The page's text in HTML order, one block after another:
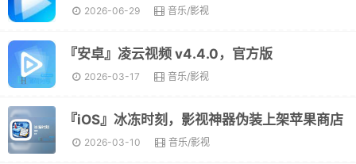
2026-06-29 音乐/影视
『安卓』凌云视频 v4.4.0，官方版
2026-03-17 音乐/影视
『iOS』冰冻时刻，影视神器伪装上架苹果商店
2026-03-10 音乐/影视